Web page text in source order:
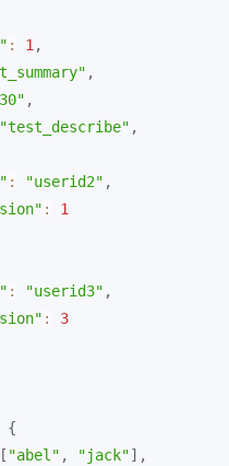
: 1 ,
,
,
"test_describe" ,
: "userid2" ,
:
1
: "userid3" ,
:
3
{
[ "abel" , "jack"] ,